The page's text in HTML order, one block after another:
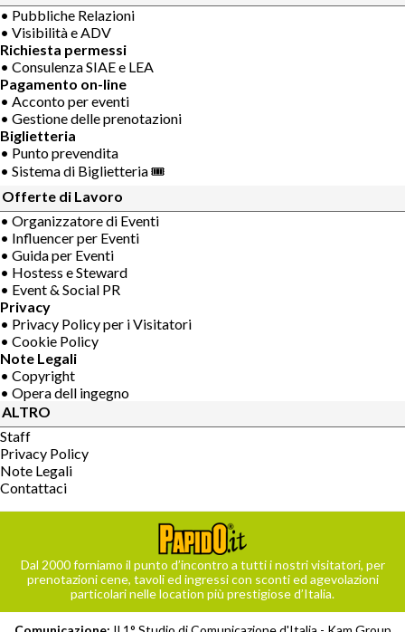
• Pubbliche Relazioni
• Visibilità e ADV
Richiesta permessi
• Consulenza SIAE e LEA
Pagamento on-line
• Acconto per eventi
• Gestione delle prenotazioni
Biglietteria
• Punto prevendita
• Sistema di Biglietteria 🎟
Offerte di Lavoro
• Organizzatore di Eventi
• Influencer per Eventi
• Guida per Eventi
• Hostess e Steward
• Event & Social PR
Privacy
• Privacy Policy per i Visitatori
• Cookie Policy
Note Legali
• Copyright
• Opera dell ingegno
ALTRO
Staff
Privacy Policy
Note Legali
Contattaci
Dal 2000 forniamo il punto d’incontro a tutti i nostri visitatori, per
prenotazioni cene, tavoli ed ingressi con sconti ed agevolazioni
particolari nelle location più prestigiose d’Italia.